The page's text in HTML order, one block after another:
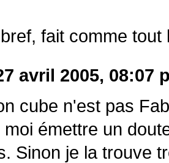
fait comme
avril 2005, 08:07
cube n'est pas
moi émettre un
Sinon je la trouve